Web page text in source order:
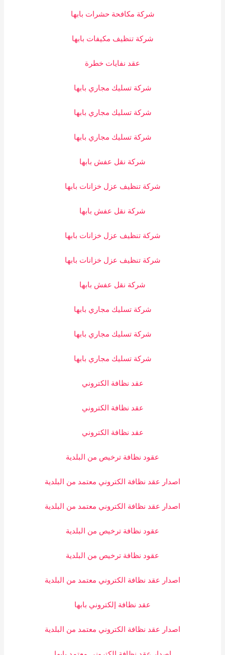
شركة مكافحة حشرات بابها
شركة تنظيف مكيفات بابها
عقد نفايات خطرة
شركة تسليك مجاري بابها
شركة تسليك مجاري بابها
شركة تسليك مجاري بابها
شركة نقل عفش بابها
شركة تنظيف عزل خزانات بابها
شركة نقل عفش بابها
شركة تنظيف عزل خزانات بابها
شركة تنظيف عزل خزانات بابها
شركة نقل عفش بابها
شركة تسليك مجاري بابها
شركة تسليك مجاري بابها
شركة تسليك مجاري بابها
عقد نظافة الكتروني
عقد نظافة الكتروني
عقد نظافة الكتروني
عقود نظافة ترخيص من البلدية
اصدار عقد نظافة الكتروني معتمد من البلدية
اصدار عقد نظافة الكتروني معتمد من البلدية
عقود نظافة ترخيص من البلدية
عقود نظافة ترخيص من البلدية
اصدار عقد نظافة الكتروني معتمد من البلدية
عقد نظافة إلكتروني بابها
اصدار عقد نظافة الكتروني معتمد من البلدية